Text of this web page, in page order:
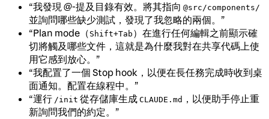
“我發現 @-提及目錄有效。將其指向 @src/components/
並詢問哪些缺少測試，發現了我忽略的兩個。”
“Plan mode（ Shift+Tab ）在進行任何編輯之前顯示確
切將觸及哪些文件，這就是為什麼我對在共享代碼上使
用它感到放心。”
“我配置了一個 Stop hook，以便在長任務完成時收到桌
面通知。配置在線程中。”
“運行 /init 從存儲庫生成 CLAUDE.md ，以便助手停止重
新詢問我們的約定。”